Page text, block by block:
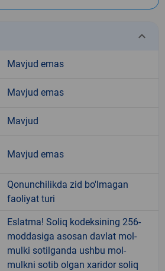
keyboard_arrow_down
Mavjud emas
Mavjud emas
Mavjud
Mavjud emas
Qonunchilikda zid bo'lmagan
faoliyat turi
Eslatma! Soliq kodeksining 256-
moddasiga asosan davlat mol-
mulki sotilganda ushbu mol-
mulkni sotib olgan xaridor soliq